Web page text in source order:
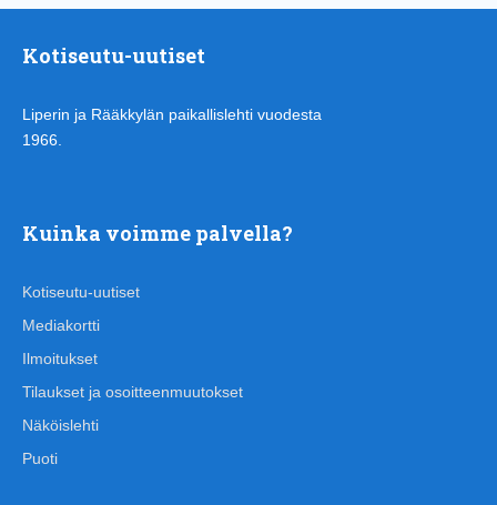
Kotiseutu-uutiset
Liperin ja Rääkkylän paikallislehti vuodesta
1966.
Kuinka voimme palvella?
Kotiseutu-uutiset
Mediakortti
Ilmoitukset
Tilaukset ja osoitteenmuutokset
Näköislehti
Puoti